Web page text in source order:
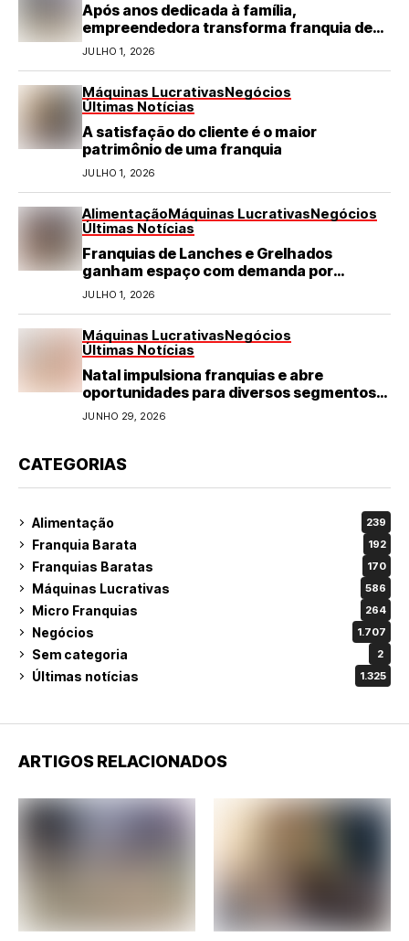
Após anos dedicada à família,
empreendedora transforma franquia de
turismo em negócio de destaque no RN
JULHO 1, 2026
Máquinas LucrativasNegócios
Últimas Notícias
A satisfação do cliente é o maior
patrimônio de uma franquia
JULHO 1, 2026
AlimentaçãoMáquinas LucrativasNegócios
Últimas Notícias
Franquias de Lanches e Grelhados
ganham espaço com demanda por
refeições rápidas e de qualidade
JULHO 1, 2026
Máquinas LucrativasNegócios
Últimas Notícias
Natal impulsiona franquias e abre
oportunidades para diversos segmentos
do varejo
JUNHO 29, 2026
CATEGORIAS
Alimentação 239
Franquia Barata 192
Franquias Baratas 170
Máquinas Lucrativas 586
Micro Franquias 264
Negócios 1.707
Sem categoria 2
Últimas notícias 1.325
ARTIGOS RELACIONADOS